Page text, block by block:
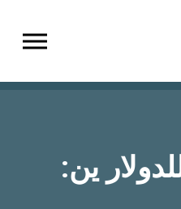
ين: